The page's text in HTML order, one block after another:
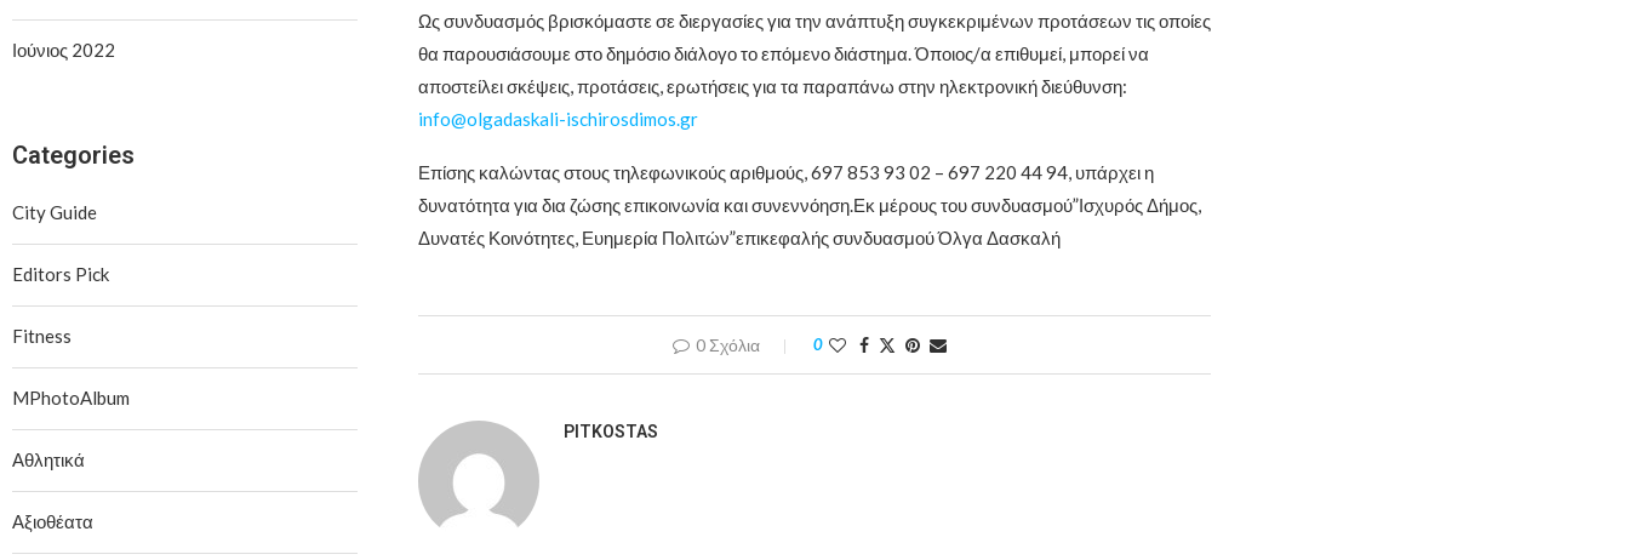
Ως συνδυασμός βρισκόμαστε σε διεργασίες για την ανάπτυξη συγκεκριμένων προτάσεων τις οποίες
θα παρουσιάσουμε στο δημόσιο διάλογο το επόμενο διάστημα. Όποιος/α επιθυμεί, μπορεί να
αποστείλει σκέψεις, προτάσεις, ερωτήσεις για τα παραπάνω στην ηλεκτρονική διεύθυνση:
info@olgadaskali-ischirosdimos.gr
Επίσης καλώντας στους τηλεφωνικούς αριθμούς, 697 853 93 02 – 697 220 44 94, υπάρχει η
δυνατότητα για δια ζώσης επικοινωνία και συνεννόηση.Εκ μέρους του συνδυασμού”Ισχυρός Δήμος,
Δυνατές Κοινότητες, Ευημερία Πολιτών”επικεφαλής συνδυασμού Όλγα Δασκαλή
0 Σχόλια 0
PITKOSTAS
Ιούνιος 2022
Categories
City Guide
Editors Pick
Fitness
MPhotoAlbum
Αθλητικά
Αξιοθέατα